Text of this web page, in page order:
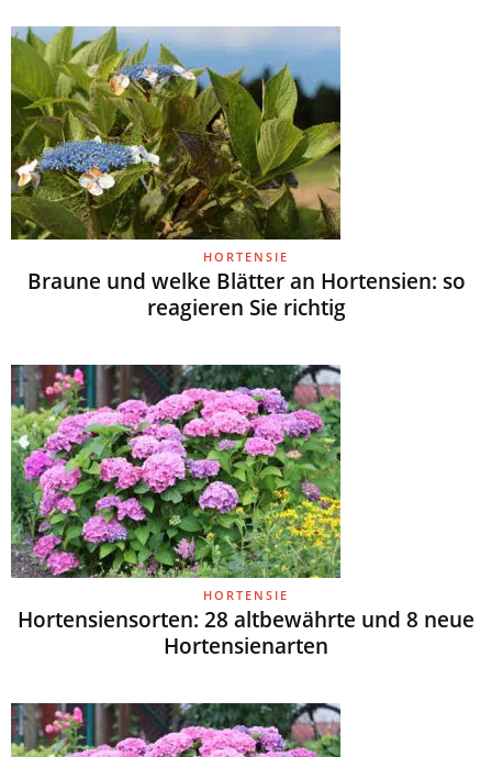
HORTENSIE
Braune und welke Blätter an Hortensien: so
reagieren Sie richtig
HORTENSIE
Hortensiensorten: 28 altbewährte und 8 neue
Hortensienarten